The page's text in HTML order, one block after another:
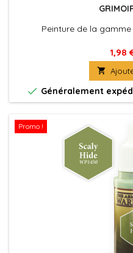
Peinture de la
1,98

 Généralement
Promo !